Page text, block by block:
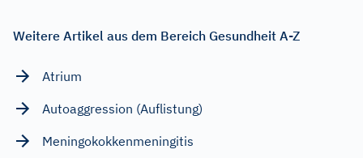
Weitere Artikel aus dem Bereich Gesundheit A-Z
Atrium
Autoaggression (Auflistung)
Meningokokkenmeningitis